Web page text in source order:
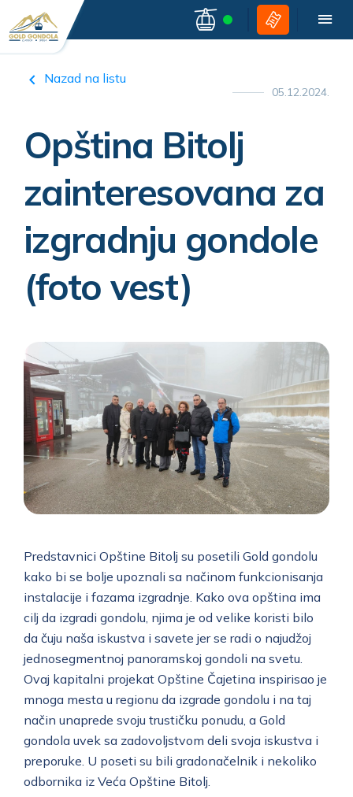
Nazad na listu
05.12.2024.
Opština Bitolj
zainteresovana za
izgradnju gondole
(foto vest)
Predstavnici Opštine Bitolj su posetili Gold gondolu
kako bi se bolje upoznali sa načinom funkcionisanja
instalacije i fazama izgradnje. Kako ova opština ima
cilj da izgradi gondolu, njima je od velike koristi bilo
da čuju naša iskustva i savete jer se radi o najudžoj
jednosegmentnoj panoramskoj gondoli na svetu.
Ovaj kapitalni projekat Opštine Čajetina inspirisao je
mnoga mesta u regionu da izgrade gondolu i na taj
način unaprede svoju trustičku ponudu, a Gold
gondola uvek sa zadovoljstvom deli svoja iskustva i
preporuke. U poseti su bili gradonačelnik i nekoliko
odbornika iz Veća Opštine Bitolj.